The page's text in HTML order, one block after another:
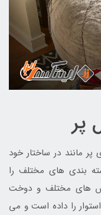
پر
مانند در ساختار خود
بندی های مختلف را
های مختلف و دوخت
را داده است و می